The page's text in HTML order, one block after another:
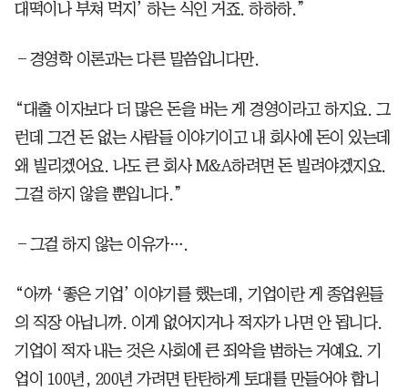
대떡이나 부쳐 먹지’ 하는 식인 거죠. 하하하.”
―경영학 이론과는 다른 말씀입니다만.
“대출 이자보다 더 많은 돈을 버는 게 경영이라고 하지요. 그
런데 그건 돈 없는 사람들 이야기이고 내 회사에 돈이 있는데
왜 빌리겠어요. 나도 큰 회사 M&A하려면 돈 빌려야겠지요.
그걸 하지 않을 뿐입니다.”
―그걸 하지 않는 이유가….
“아까 ‘좋은 기업’ 이야기를 했는데, 기업이란 게 종업원들
의 직장 아닙니까. 이게 없어지거나 적자가 나면 안 됩니다.
기업이 적자 내는 것은 사회에 큰 죄악을 범하는 거예요. 기
업이 100년, 200년 가려면 탄탄하게 토대를 만들어야 합니